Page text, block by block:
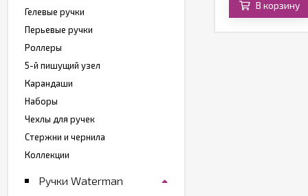
В корзину
Гелевые ручки
Перьевые ручки
Роллеры
5-й пишущий узел
Карандаши
Наборы
Чехлы для ручек
Стержни и чернила
Коллекции
Ручки Waterman